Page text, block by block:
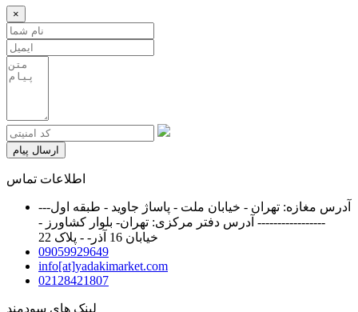
×
ارسال پیام
اطلاعات تماس
آدرس مغازه: تهران - خیابان ملت - پاساژ جاوید - طبقه اول---
----------------- آدرس دفتر مرکزی: تهران- بلوار کشاورز -
خیابان 16 آذر- - پلاک 22
09059929649
info[at]yadakimarket.com
02128421807
لینک های سودمند